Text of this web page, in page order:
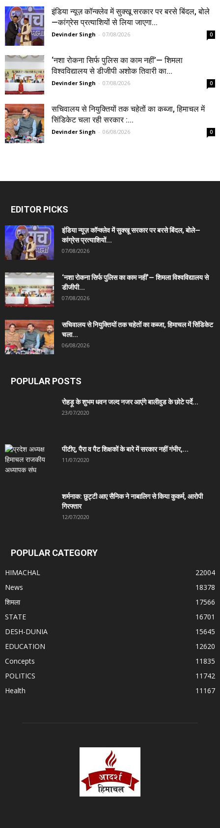
इंडिया न्यूज़ कॉन्क्लेव में सुक्खू सरकार पर बरसे बिंदल, बोले
—कांग्रेस प्रत्याशियों से लिया जाएगा...
Devinder Singh - 07/08/2026 0
‘नशा रोकना सिर्फ पुलिस का काम नहीं’— शिमला
विश्वविद्यालय से डीजीपी अशोक तिवारी का...
Devinder Singh - 07/08/2026 0
सचिवालय से नियुक्तियों तक चहेतों का कब्जा, हिमाचल में
सिंडिकेट चला रही सरकार :...
Devinder Singh - 06/08/2026 0
EDITOR PICKS
इंडिया न्यूज़ कॉन्क्लेव में सुक्खू सरकार पर बरसे बिंदल, बोले—
कांग्रेस प्रत्याशियों...
07/08/2026
‘नशा रोकना सिर्फ पुलिस का काम नहीं’— शिमला विश्वविद्यालय से
डीजीपी...
07/08/2026
सचिवालय से नियुक्तियों तक चहेतों का कब्जा, हिमाचल में सिंडिकेट
चला...
06/08/2026
POPULAR POSTS
रोहड़ू के शुभम धवन जल्द नजर आएंगे बालीवुड के छोटे पर्दे...
23/07/2020
पीटीए, पैरा व पैट शिक्षकों के बारे में सरकार नहीं गंभीर,...
11/07/2020
शर्मनाक: छुट्टी आए सैनिक ने नाबालिग से किया कुकर्म, आरोपी
गिरफ्तार
12/07/2020
POPULAR CATEGORY
HIMACHAL
22004
News
18378
शिमला
17566
STATE
16701
DESH-DUNIA
15645
EDUCATION
12620
Concepts
11835
POLITICS
11742
Health
11167